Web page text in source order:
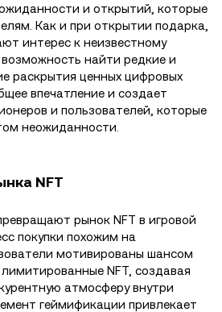
и открытий, которые
Как и при открытии подарка,
интерес к неизвестному
найти редкие и
раскрытия ценных цифровых
впечатление и создает
и пользователей, которые
неожиданности.
NFT
рынок NFT в игровой
покупки похожим на
мотивированы шансом
NFT, создавая
атмосферу внутри
геймификации привлекает